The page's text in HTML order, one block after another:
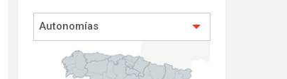
Autonomías